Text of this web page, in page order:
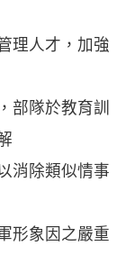
理人才，加強
隊於教育訓
消除類似情事
象因之嚴重